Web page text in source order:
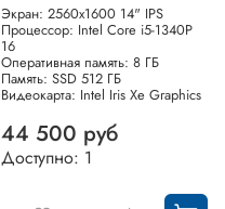
Экран: 2560x1600 14" IPS
Процессор: Intel Core i5-1340P
16
Оперативная память: 8 ГБ
Память: SSD 512 ГБ
Видеокарта: Intel Iris Xe Graphics
44 500 руб
Доступно: 1